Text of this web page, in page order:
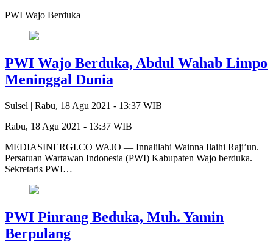
PWI Wajo Berduka
PWI Wajo Berduka, Abdul Wahab Limpo
Meninggal Dunia
Sulsel | Rabu, 18 Agu 2021 - 13:37 WIB
Rabu, 18 Agu 2021 - 13:37 WIB
MEDIASINERGI.CO WAJO — Innalilahi Wainna Ilaihi Raji’un.
Persatuan Wartawan Indonesia (PWI) Kabupaten Wajo berduka.
Sekretaris PWI…
PWI Pinrang Beduka, Muh. Yamin
Berpulang